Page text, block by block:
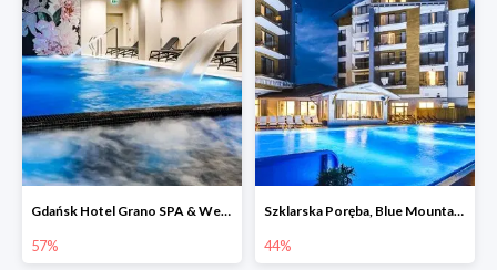
Gdańsk Hotel Grano SPA & Wellness w Travelist do -57%
57%
Szklarska Poręba, Blue Mountain Resort -44%
44%